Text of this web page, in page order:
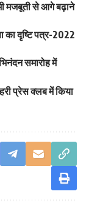
मजबूती से आगे बढ़ाने
का दृष्टि पत्र-2022
समारोह में
प्रेस क्लब में किया